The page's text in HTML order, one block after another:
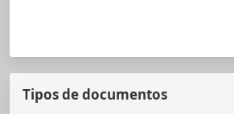
Tipos de documentos